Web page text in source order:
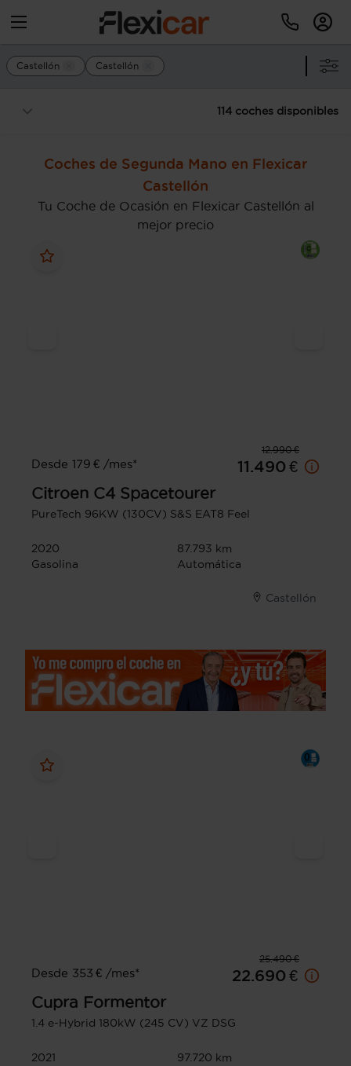
Castellón Castellón
114 coches disponibles
Coches de Segunda Mano en Flexicar
Castellón
Tu Coche de Ocasión en Flexicar Castellón al
mejor precio
12.990 €
Desde 179 € /mes*
11.490 €
Citroen C4 Spacetourer
PureTech 96KW (130CV) S&S EAT8 Feel
2020
87.793 km
Gasolina
Automática
Castellón
25.490 €
Desde 353 € /mes*
22.690 €
Cupra Formentor
1.4 e-Hybrid 180kW (245 CV) VZ DSG
2021
97.720 km